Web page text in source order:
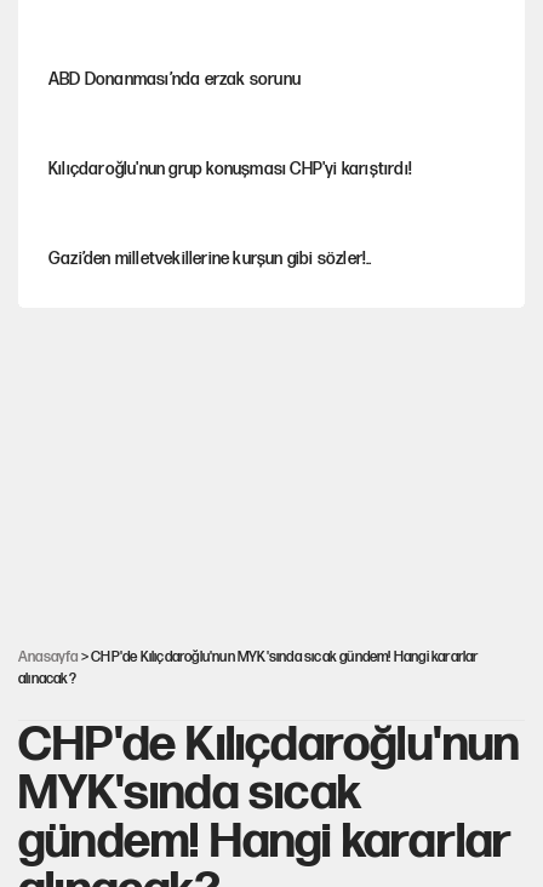
ABD Donanması’nda erzak sorunu
Kılıçdaroğlu'nun grup konuşması CHP'yi karıştırdı!
Gazi’den milletvekillerine kurşun gibi sözler!..
Anasayfa > CHP'de Kılıçdaroğlu'nun MYK'sında sıcak gündem! Hangi kararlar
alınacak?
CHP'de Kılıçdaroğlu'nun
MYK'sında sıcak
gündem! Hangi kararlar